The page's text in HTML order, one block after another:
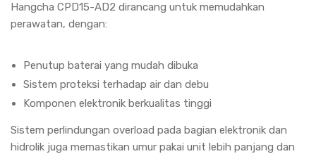
Hangcha CPD15-AD2 dirancang untuk memudahkan
perawatan, dengan:
Penutup baterai yang mudah dibuka
Sistem proteksi terhadap air dan debu
Komponen elektronik berkualitas tinggi
Sistem perlindungan overload pada bagian elektronik dan
hidrolik juga memastikan umur pakai unit lebih panjang dan